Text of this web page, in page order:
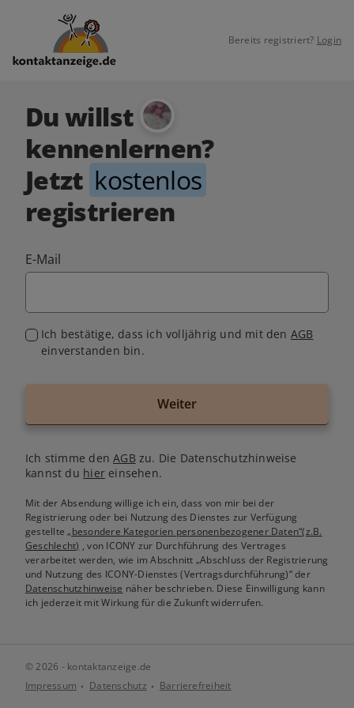
Bereits registriert? Login
Du willst
kennenlernen?
Jetzt kostenlos
registrieren
E-Mail
Ich bestätige, dass ich volljährig und mit den AGB
einverstanden bin.
Weiter
Ich stimme denAGB zu. Die Datenschutzhinweise
kannst du hiereinsehen.
Mit der Absendung willige ich ein, dass von mir bei der
Registrierung oder bei Nutzung des Dienstes zur Verfügung
gestellte„besondere Kategorien personenbezogener Daten“(z.B.
Geschlecht) , von ICONY zur Durchführung des Vertrages
verarbeitet werden, wie im Abschnitt „Abschluss der Registrierung
und Nutzung des ICONY-Dienstes (Vertragsdurchführung)“ der
Datenschutzhinweise näher beschrieben. Diese Einwilligung kann
ich jederzeit mit Wirkung für die Zukunft widerrufen.
© 2026 - kontaktanzeige.de
Impressum
Datenschutz Barrierefreiheit